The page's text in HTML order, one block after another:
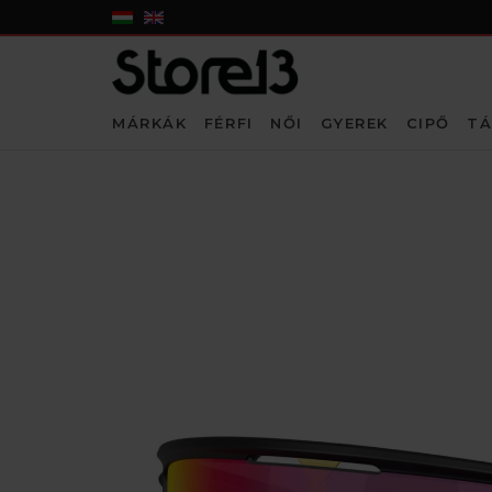
MÁRKÁK FÉRFI NŐI GYEREK CIPŐ